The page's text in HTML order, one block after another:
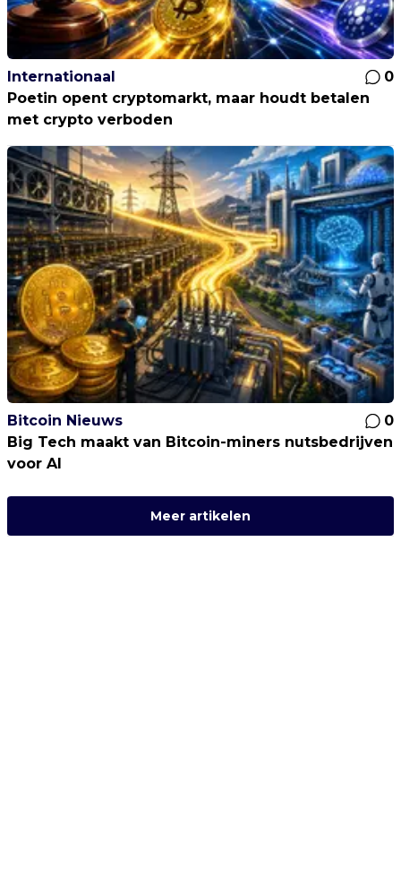
Internationaal
0
Poetin opent cryptomarkt, maar houdt betalen
met crypto verboden
Bitcoin Nieuws
0
Big Tech maakt van Bitcoin-miners nutsbedrijven
voor AI
Meer artikelen